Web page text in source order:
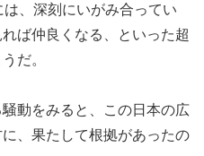
は、深刻にいがみ合ってい
ば仲良くなる、といった超
だ。
動をみると、この日本の広
、果たして根拠があったの